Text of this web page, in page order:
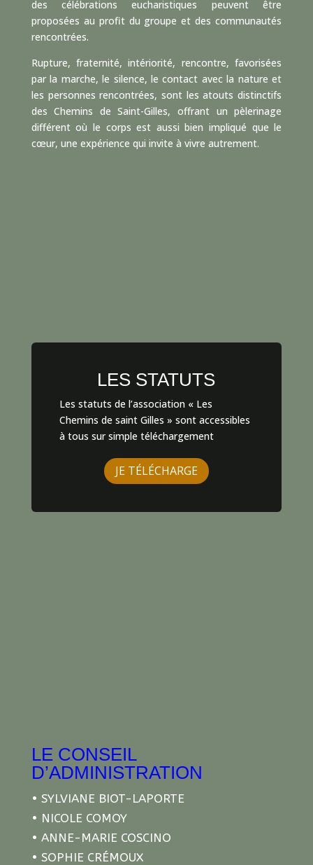
des célébrations eucharistiques peuvent être
proposées au profit du groupe et des communautés
rencontrées.
Rupture, fraternité, intériorité, rencontre, favorisées
par la marche, le silence, le contact avec la nature et
les personnes rencontrées, sont les atouts distinctifs
des Chemins de Saint-Gilles, offrant un pèlerinage
différent où le corps est aussi bien impliqué que le
cœur, une expérience qui invite à vivre autrement.
LES STATUTS
Les statuts de l’association « Les
Chemins de saint Gilles » sont accessibles
à tous sur simple téléchargement
JE TÉLÉCHARGE
LE CONSEIL
D’ADMINISTRATION
• SYLVIANE BIOT-LAPORTE
• NICOLE COMOY
• ANNE-MARIE COSCINO
• SOPHIE CRÉMOUX